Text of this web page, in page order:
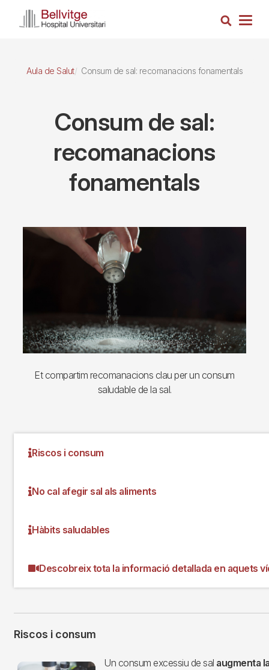
Cerca
Aula de Salut Consum de sal: recomanacions fonamentals
Consum de sal:
recomanacions
fonamentals
Imagen
Et compartim recomanacions clau per un consum
saludable de la sal.
Riscos i consum
No cal afegir sal als aliments
Hàbits saludables
Descobreix tota la informació detallada en aquets
Riscos i consum
Imagen Un consum excessiu de sal augmenta